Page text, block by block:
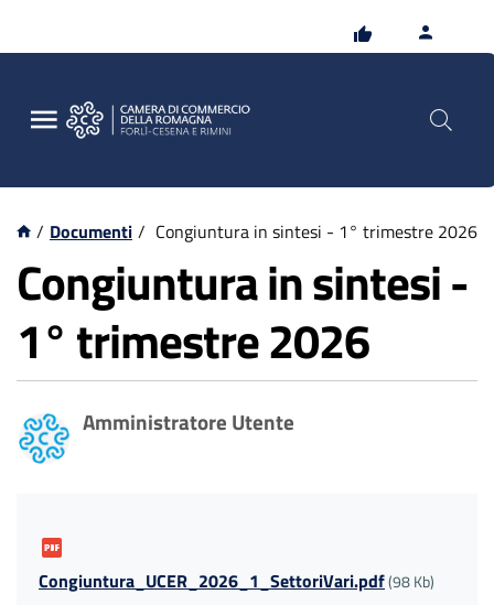
/ Documenti / Congiuntura in sintesi - 1° trimestre 2026
Congiuntura in sintesi -
1° trimestre 2026
Amministratore Utente
Congiuntura_UCER_2026_1_SettoriVari.pdf(98 Kb)